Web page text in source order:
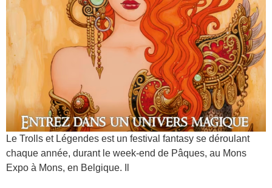
Le Trolls et Légendes est un festival fantasy se déroulant
chaque année, durant le week-end de Pâques, au Mons
Expo à Mons, en Belgique. Il